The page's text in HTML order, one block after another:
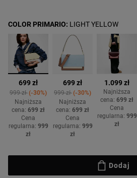
from
wybrane
699 zł
Price reduced from
999 złto-30%
Najniższa
cena: 699 zł
Cena
regularna: 999
zł
699 zł
Price reduced from
999 złto-30%
Najniższa
cena: 699 zł
Cena
regularna: 999
zł
1.099 zł
Najniższa
cena: 699 zł
Cena
regularna: 999
zł
COLOR PRIMARIO: LIGHT YELLOW
Dodaj